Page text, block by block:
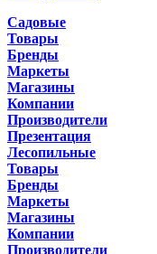
Садовые
Товары
Бренды
Маркеты
Магазины
Компании
Производители
Презентация
Лесопильные
Товары
Бренды
Маркеты
Магазины
Компании
Производители